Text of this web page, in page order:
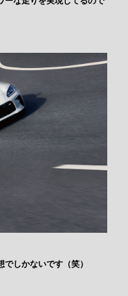
しかないです（笑）